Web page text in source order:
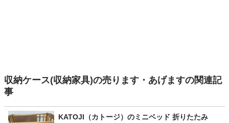
収納ケース(収納家具)の売ります・あげますの関連記
事
KATOJI（カトージ）のミニベッド 折りたたみ